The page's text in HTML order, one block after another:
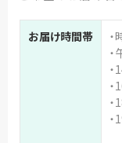
お届け時間帯